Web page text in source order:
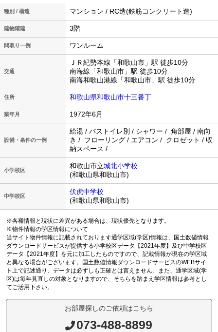
種別 / 構造 マンション / RC造(鉄筋コンクリート造)
建物階建 3階
間取り一例 ワンルーム
交通
ＪＲ紀勢本線「和歌山市」駅 徒歩10分
南海線「和歌山市」駅 徒歩10分
南海和歌山港線「和歌山市」駅 徒歩10分
住所 和歌山県和歌山市十三番丁
築年月 1972年6月
設備・条件の一例
給湯 / バストイレ別 / シャワー / 角部屋 / 南向
き / フローリング / エアコン / クロゼット / 収
納スペース /
小学校区
和歌山市立城北小学校
(和歌山県和歌山市)
中学校区
伏虎中学校
(和歌山県和歌山市)
※各種情報と現状に差異がある場合は、現状優先となります。
※物件情報の学区情報について
当サイト物件情報に記載されております通学区域(学区)情報は、国土数値情報
ダウンロードサービスが提供する小学校区データ【2021年度】及び中学校区
データ【2021年度】を元に加工したものですので、記載情報が現在の学区域
と異なる場合がございます。国土数値情報ダウンロードサービスのWEBサイ
ト上で記述通り、データは必ずしも正確とは言えません。また、通学区域(学
区)は毎年見直しの対象となりますので、そちらを踏まえ学区情報は参考とし
てご活用下さい。
お部屋探しのご依頼はこちら
073-488-8899